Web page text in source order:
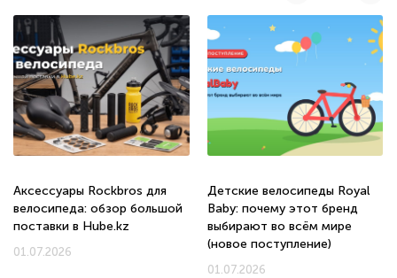
Аксессуары Rockbros для
велосипеда: обзор большой
поставки в Hube.kz
01.07.2026
Детские велосипеды Royal
Baby: почему этот бренд
выбирают во всём мире
(новое поступление)
01.07.2026